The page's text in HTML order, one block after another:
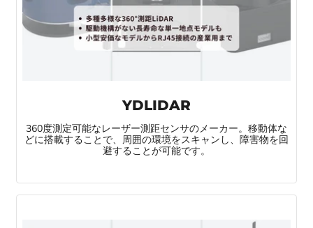
YDLIDAR
360度測定可能なレーザー測距センサのメーカー。移動体な
どに搭載することで、周囲の環境をスキャンし、障害物を回
避することが可能です。